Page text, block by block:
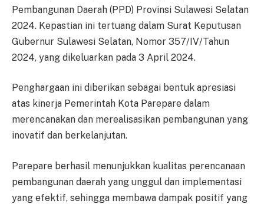
Pembangunan Daerah (PPD) Provinsi Sulawesi Selatan
2024. Kepastian ini tertuang dalam Surat Keputusan
Gubernur Sulawesi Selatan, Nomor 357/IV/Tahun
2024, yang dikeluarkan pada 3 April 2024.
Penghargaan ini diberikan sebagai bentuk apresiasi
atas kinerja Pemerintah Kota Parepare dalam
merencanakan dan merealisasikan pembangunan yang
inovatif dan berkelanjutan.
Parepare berhasil menunjukkan kualitas perencanaan
pembangunan daerah yang unggul dan implementasi
yang efektif, sehingga membawa dampak positif yang